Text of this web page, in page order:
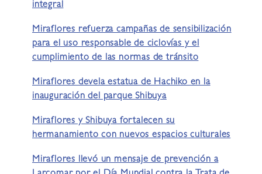
integral
Miraflores refuerza campañas de sensibilización
para el uso responsable de ciclovías y el
cumplimiento de las normas de tránsito
Miraflores devela estatua de Hachiko en la
inauguración del parque Shibuya
Miraflores y Shibuya fortalecen su
hermanamiento con nuevos espacios culturales
Miraflores llevó un mensaje de prevención a